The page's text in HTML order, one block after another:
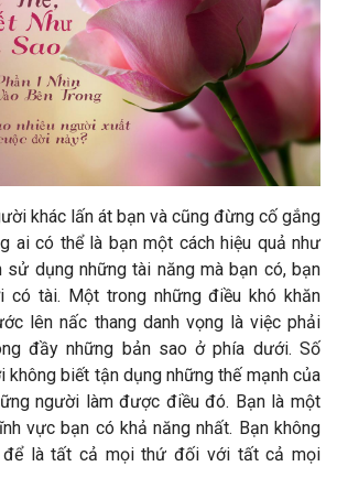
khác lấn át bạn và cũng đừng cố gắng
ai có thể là bạn một cách hiệu quả như
sử dụng những tài năng mà bạn có, bạn
có tài. Một trong những điều khó khăn
lên nấc thang danh vọng là việc phải
đầy những bản sao ở phía dưới. Số
không biết tận dụng những thế mạnh của
người làm được điều đó. Bạn là một
vực bạn có khả năng nhất. Bạn không
là tất cả mọi thứ đối với tất cả mọi